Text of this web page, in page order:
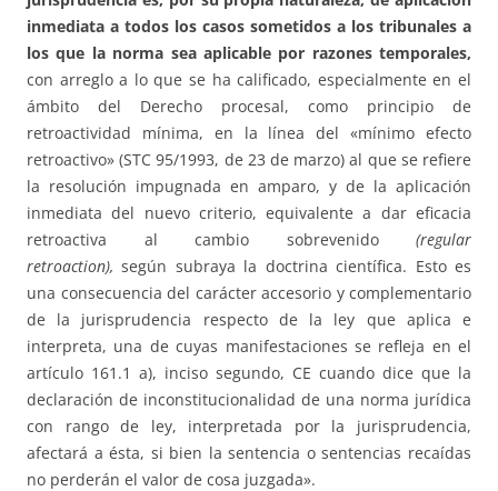
inmediata a todos los casos sometidos a los tribunales a
los que la norma sea aplicable por razones temporales,
con arreglo a lo que se ha calificado, especialmente en el
ámbito del Derecho procesal, como principio de
retroactividad mínima, en la línea del «mínimo efecto
retroactivo» (STC 95/1993, de 23 de marzo) al que se refiere
la resolución impugnada en amparo, y de la aplicación
inmediata del nuevo criterio, equivalente a dar eficacia
retroactiva al cambio sobrevenido (regular
retroaction), según subraya la doctrina científica. Esto es
una consecuencia del carácter accesorio y complementario
de la jurisprudencia respecto de la ley que aplica e
interpreta, una de cuyas manifestaciones se refleja en el
artículo 161.1 a), inciso segundo, CE cuando dice que la
declaración de inconstitucionalidad de una norma jurídica
con rango de ley, interpretada por la jurisprudencia,
afectará a ésta, si bien la sentencia o sentencias recaídas
no perderán el valor de cosa juzgada».